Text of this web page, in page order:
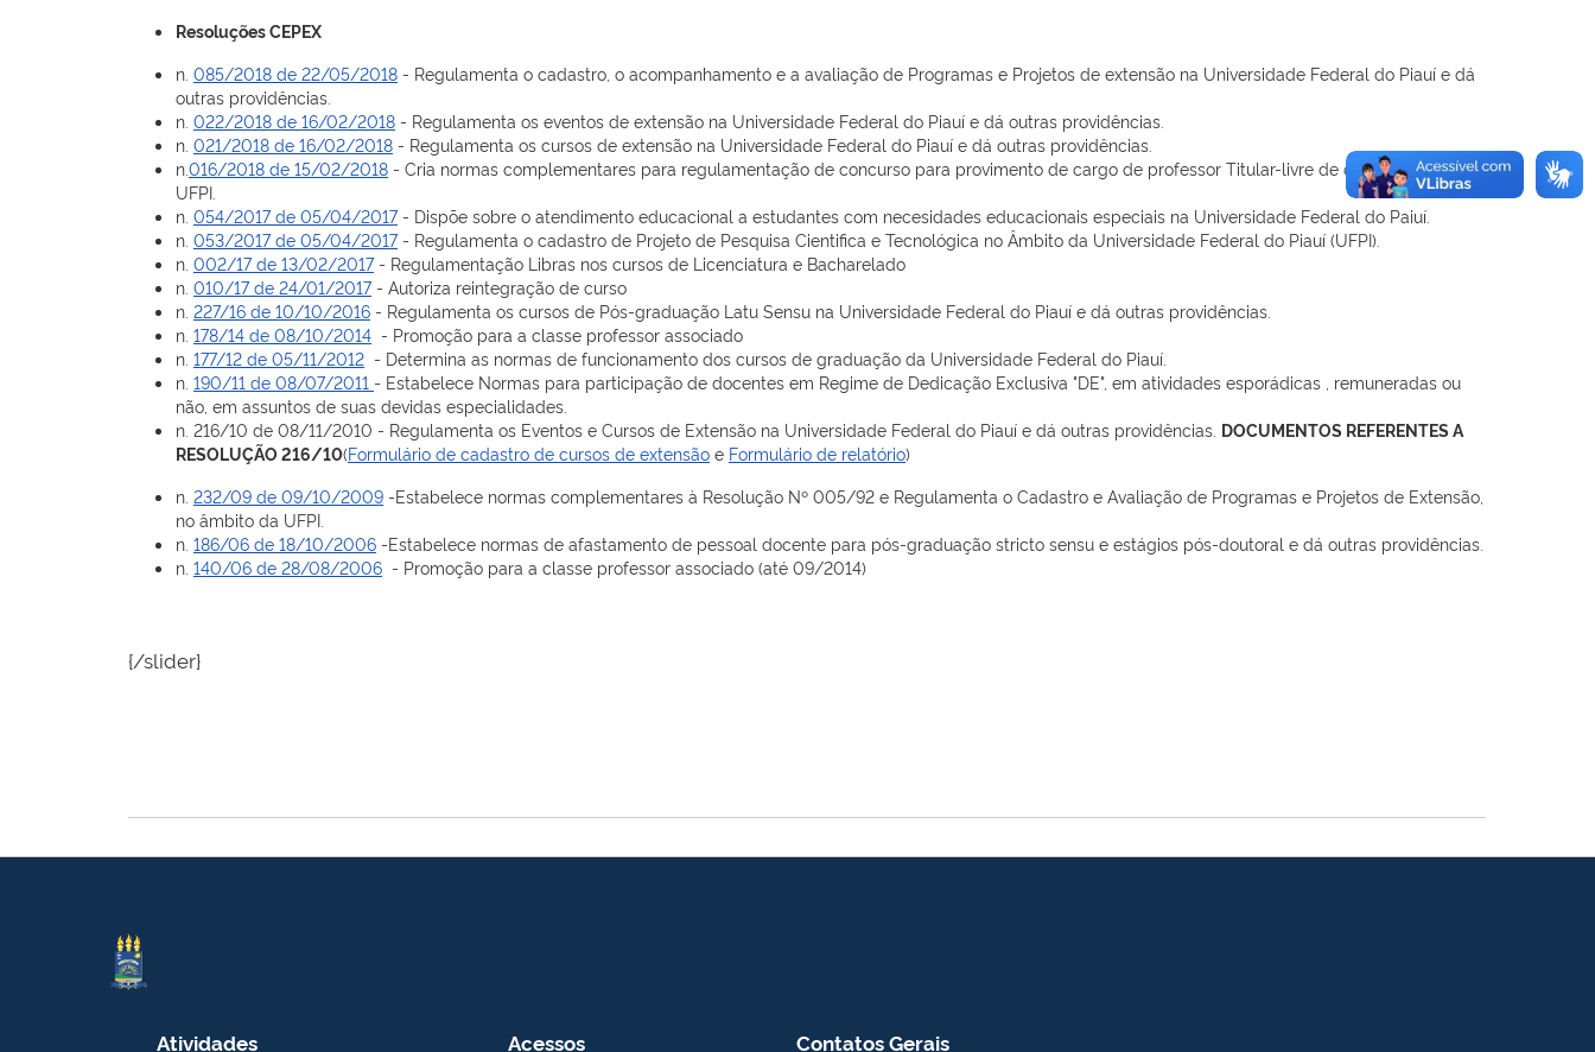
Resoluções CEPEX
n. 085/2018 de 22/05/2018 - Regulamenta o cadastro, o acompanhamento e a avaliação de Programas e Projetos de extensão na Universidade Federal do Piauí e dá
outras providências.
n. 022/2018 de 16/02/2018 - Regulamenta os eventos de extensão na Universidade Federal do Piauí e dá outras providências.
n. 021/2018 de 16/02/2018 - Regulamenta os cursos de extensão na Universidade Federal do Piauí e dá outras providências.
n.016/2018 de 15/02/2018 - Cria normas complementares para regulamentação de concurso para provimento de cargo de professor Titular-livre de cargo efetivo da
UFPI.
n. 054/2017 de 05/04/2017- Dispõe sobre o atendimento educacional a estudantes com necesidades educacionais especiais na Universidade Federal do Paiuí.
n. 053/2017 de 05/04/2017- Regulamenta o cadastro de Projeto de Pesquisa Cientifica e Tecnológica no Âmbito da Universidade Federal do Piauí (UFPI).
n. 002/17 de 13/02/2017- Regulamentação Libras nos cursos de Licenciatura e Bacharelado
n. 010/17 de 24/01/2017- Autoriza reintegração de curso
n. 227/16 de 10/10/2016 - Regulamenta os cursos de Pós-graduação Latu Sensu na Universidade Federal do Piauí e dá outras providências.
n. 178/14 de 08/10/2014 - Promoção para a classe professor associado
n. 177/12 de 05/11/2012 - Determina as normas de funcionamento dos cursos de graduação da Universidade Federal do Piauí.
n. 190/11 de 08/07/2011 - Estabelece Normas para participação de docentes em Regime de Dedicação Exclusiva "DE", em atividades esporádicas , remuneradas ou
não, em assuntos de suas devidas especialidades.
n. 216/10 de 08/11/2010 - Regulamenta os Eventos e Cursos de Extensão na Universidade Federal do Piauí e dá outras providências. DOCUMENTOS REFERENTES A
RESOLUÇÃO 216/10(Formulário de cadastro de cursos de extensão e Formulário de relatório)
n. 232/09 de 09/10/2009 -Estabelece normas complementares à Resolução Nº 005/92 e Regulamenta o Cadastro e Avaliação de Programas e Projetos de Extensão,
no âmbito da UFPI.
n. 186/06 de 18/10/2006 -Estabelece normas de afastamento de pessoal docente para pós-graduação stricto sensu e estágios pós-doutoral e dá outras providências.
n. 140/06 de 28/08/2006 - Promoção para a classe professor associado (até 09/2014)
{/slider}
Atividades Acessos Contatos Gerais